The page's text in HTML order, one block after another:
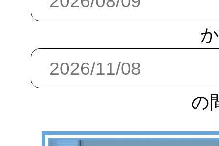
の